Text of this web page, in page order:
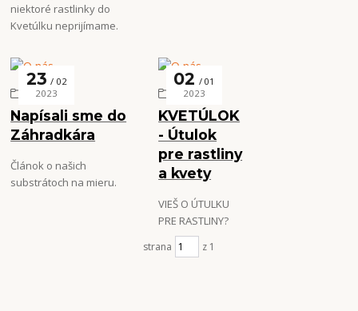
niektoré rastlinky do
Kvetúlku neprijímame.
Napísali sme do
Záhradkára
23
02
2023
O nás
Článok o našich
substrátoch na mieru.
KVETÚLOK
- Útulok
pre rastliny
a kvety
02
01
2023
O nás
VIEŠ O ÚTULKU
PRE RASTLINY?
strana z 1